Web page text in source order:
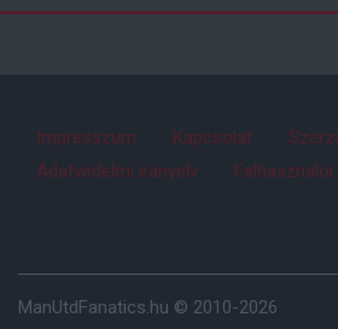
Impresszum Kapcsolat
Adatvédelmi irányelv
ManUtdFanatics.hu © 2010-2026